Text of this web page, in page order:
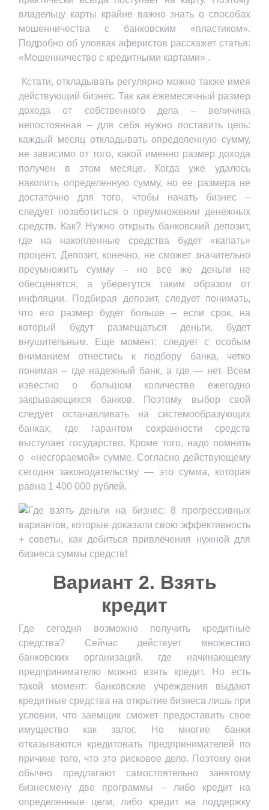
владельцу карты крайне важно знать о способах
мошенничества с банковским «пластиком».
Подробно об уловках аферистов расскажет статья:
«Мошенничество с кредитными картами» .
Кстати, откладывать регулярно можно также имея
действующий бизнес. Так как ежемесячный размер
дохода от собственного дела – величина
непостоянная – для себя нужно поставить цель:
каждый месяц откладывать определенную сумму,
не зависимо от того, какой именно размер дохода
получен в этом месяце. Когда уже удалось
накопить определенную сумму, но ее размера не
достаточно для того, чтобы начать бизнес –
следует позаботиться о преумножении денежных
средств. Как? Нужно открыть банковский депозит,
где на накопленные средства будет «капать»
процент. Депозит, конечно, не сможет значительно
преумножить сумму – но все же деньги не
обесценятся, а уберегутся таким образом от
инфляции. Подбирая депозит, следует понимать,
что его размер будет больше – если срок, на
который будут размещаться деньги, будет
внушительным. Еще момент: следует с особым
вниманием отнестись к подбору банка, четко
понимая – где надежный банк, а где — нет. Всем
известно о большом количестве ежегодно
закрывающихся банков. Поэтому выбор свой
следует останавливать на системообразующих
банках, где гарантом сохранности средств
выступает государство. Кроме того, надо помнить
о «несгораемой» сумме. Согласно действующему
сегодня законодательству — это сумма, которая
равна 1 400 000 рублей.
Вариант 2. Взять
кредит
Где сегодня возможно получить кредитные
средства? Сейчас действует множество
банковских организаций, где начинающему
предпринимателю можно взять кредит. Но есть
такой момент: банковские учреждения выдают
кредитные средства на открытие бизнеса лишь при
условии, что заемщик сможет предоставить свое
имущество как залог. Но многие банки
отказываются кредитовать предпринимателей по
причине того, что это рисковое дело. Поэтому они
обычно предлагают самостоятельно занятому
бизнесмену две программы – либо кредит на
определенные цели, либо кредит на поддержку